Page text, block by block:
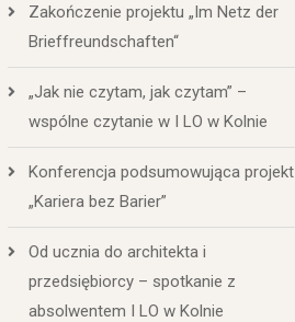
Zakończenie projektu „Im Netz der
Brieffreundschaften“
„Jak nie czytam, jak czytam” –
wspólne czytanie w I LO w Kolnie
Konferencja podsumowująca projekt
„Kariera bez Barier”
Od ucznia do architekta i
przedsiębiorcy – spotkanie z
absolwentem I LO w Kolnie